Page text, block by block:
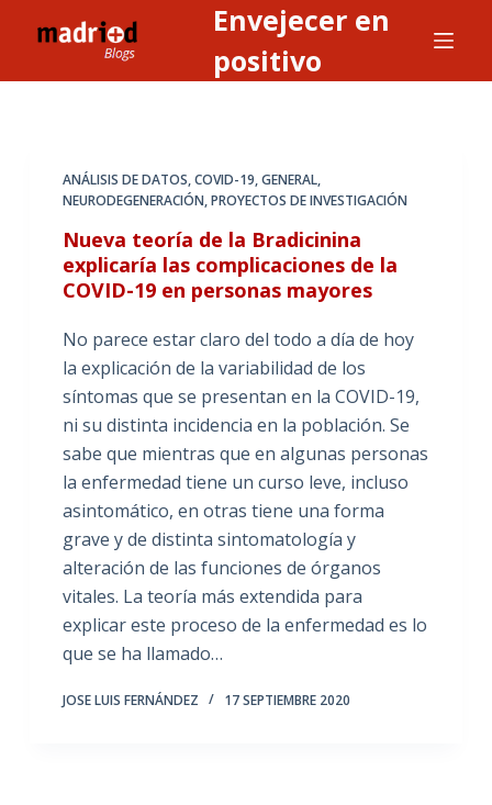
l
Envejecer en
positivo
ANÁLISIS DE DATOS,COVID-19,GENERAL,
NEURODEGENERACIÓN,PROYECTOS DE INVESTIGACIÓN
Nueva teoría de la Bradicinina
explicaría las complicaciones de la
COVID-19 en personas mayores
No parece estar claro del todo a día de hoy
la explicación de la variabilidad de los
síntomas que se presentan en la COVID-19,
ni su distinta incidencia en la población. Se
sabe que mientras que en algunas personas
la enfermedad tiene un curso leve, incluso
asintomático, en otras tiene una forma
grave y de distinta sintomatología y
alteración de las funciones de órganos
vitales. La teoría más extendida para
explicar este proceso de la enfermedad es lo
que se ha llamado…
JOSE LUIS FERNÁNDEZ 17 SEPTIEMBRE 2020